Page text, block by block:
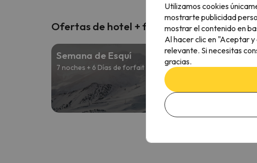
Ofertas de hotel + forfait
Semana de Esquí
7 noches + 6 Días de forfait
Utilizamos cookies
mostrarte publicidad
mostrar el contenido en
Al hacer clic en "Aceptar
relevante. Si necesitas
gracias.